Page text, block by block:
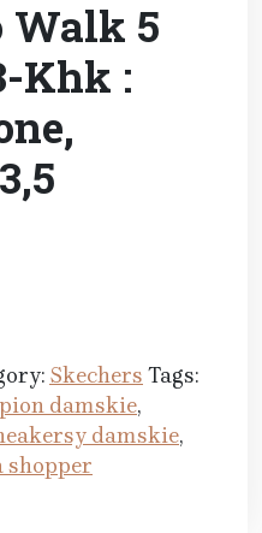
Walk 5
Khk :
Skechers Tags:
damskie,
damskie,
shopper